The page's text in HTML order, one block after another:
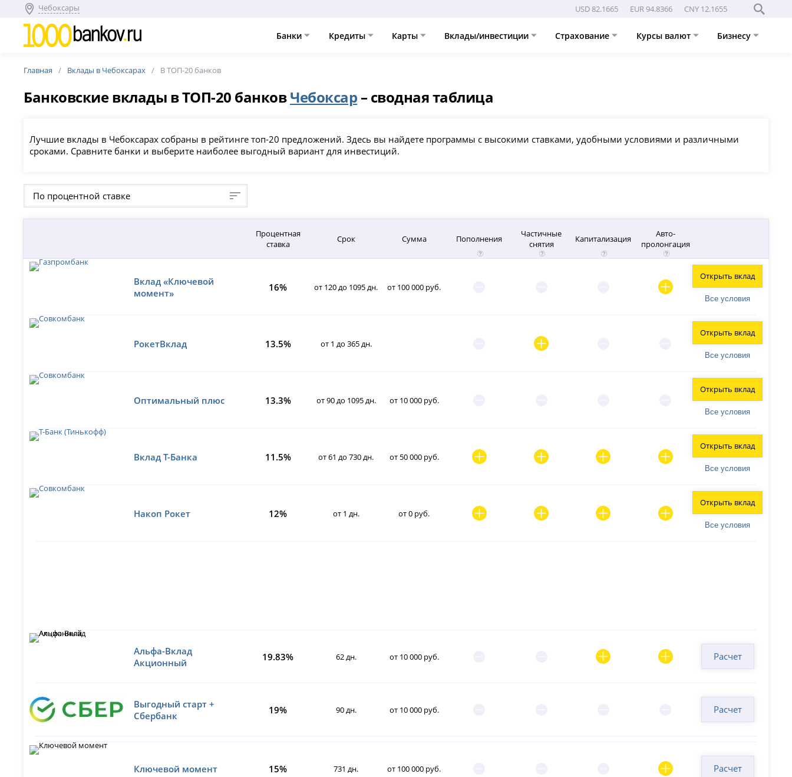
Чебоксары USD 82.1665 EUR 94.8366 CNY 12.1655
Банки Кредиты Карты Вклады/инвестиции Страхование Курсы валют Бизнесу
Главная Вклады в Чебоксарах В ТОП-20 банков
Банковские вклады в ТОП-20 банковЧебоксар – сводная таблица
Лучшие вклады в Чебоксарах собраны в рейтинге топ-20 предложений. Здесь вы найдете программы с высокими ставками, удобными условиями и различными
сроками. Сравните банки и выберите наиболее выгодный вариант для инвестиций.
По процентной ставке
Процентная
ставка
Срок Сумма Пополнения
Частичные
снятия
Капитализация
Авто-
пролонгация
Вклад «Ключевой
момент»
16% от 120 до 1095 дн. от 100 000 руб.
Все условия
Открыть вклад
РокетВклад 13.5% от 1 до 365 дн.
Все условия
Открыть вклад
Оптимальный плюс 13.3% от 90 до 1095 дн. от 10 000 руб.
Все условия
Открыть вклад
Вклад Т-Банка 11.5% от 61 до 730 дн. от 50 000 руб.
Все условия
Открыть вклад
Накоп Рокет 12% от 1 дн. от 0 руб.
Все условия
Открыть вклад
Альфа-Вклад
Акционный
19.83% 62 дн. от 10 000 руб. Расчет
Выгодный старт +
Сбербанк
19% 90 дн. от 10 000 руб. Расчет
Ключевой момент 15% 731 дн. от 100 000 руб. Расчет